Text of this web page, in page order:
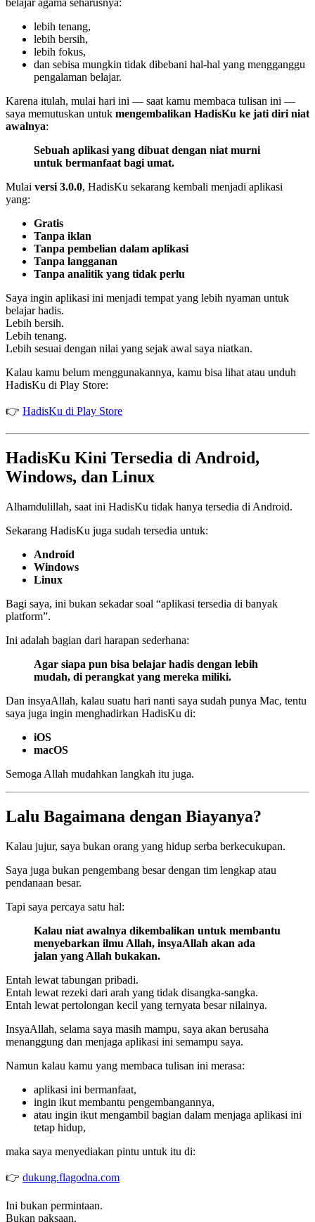
belajar agama seharusnya:
lebih tenang,
lebih bersih,
lebih fokus,
dan sebisa mungkin tidak dibebani hal-hal yang mengganggu
pengalaman belajar.
Karena itulah, mulai hari ini — saat kamu membaca tulisan ini —
saya memutuskan untuk mengembalikan HadisKu ke jati diri niat
awalnya:
Sebuah aplikasi yang dibuat dengan niat murni
untuk bermanfaat bagi umat.
Mulai versi 3.0.0, HadisKu sekarang kembali menjadi aplikasi
yang:
Gratis
Tanpa iklan
Tanpa pembelian dalam aplikasi
Tanpa langganan
Tanpa analitik yang tidak perlu
Saya ingin aplikasi ini menjadi tempat yang lebih nyaman untuk
belajar hadis.
Lebih bersih.
Lebih tenang.
Lebih sesuai dengan nilai yang sejak awal saya niatkan.
Kalau kamu belum menggunakannya, kamu bisa lihat atau unduh
HadisKu di Play Store:
👉 HadisKu di Play Store
HadisKu Kini Tersedia di Android,
Windows, dan Linux
Alhamdulillah, saat ini HadisKu tidak hanya tersedia di Android.
Sekarang HadisKu juga sudah tersedia untuk:
Android
Windows
Linux
Bagi saya, ini bukan sekadar soal “aplikasi tersedia di banyak
platform”.
Ini adalah bagian dari harapan sederhana:
Agar siapa pun bisa belajar hadis dengan lebih
mudah, di perangkat yang mereka miliki.
Dan insyaAllah, kalau suatu hari nanti saya sudah punya Mac, tentu
saya juga ingin menghadirkan HadisKu di:
iOS
macOS
Semoga Allah mudahkan langkah itu juga.
Lalu Bagaimana dengan Biayanya?
Kalau jujur, saya bukan orang yang hidup serba berkecukupan.
Saya juga bukan pengembang besar dengan tim lengkap atau
pendanaan besar.
Tapi saya percaya satu hal:
Kalau niat awalnya dikembalikan untuk membantu
menyebarkan ilmu Allah, insyaAllah akan ada
jalan yang Allah bukakan.
Entah lewat tabungan pribadi.
Entah lewat rezeki dari arah yang tidak disangka-sangka.
Entah lewat pertolongan kecil yang ternyata besar nilainya.
InsyaAllah, selama saya masih mampu, saya akan berusaha
menanggung dan menjaga aplikasi ini semampu saya.
Namun kalau kamu yang membaca tulisan ini merasa:
aplikasi ini bermanfaat,
ingin ikut membantu pengembangannya,
atau ingin ikut mengambil bagian dalam menjaga aplikasi ini
tetap hidup,
maka saya menyediakan pintu untuk itu di:
👉 dukung.flagodna.com
Ini bukan permintaan.
Bukan paksaan.